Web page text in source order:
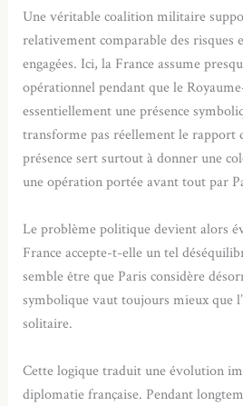
Une véritable coalition militaire
relativement comparable des risques
engagées. Ici, la France assume
opérationnel pendant que le
essentiellement une présence
transforme pas réellement le rapport
présence sert surtout à donner une
une opération portée avant tout par
Le problème politique devient alors
France accepte-t-elle un tel
semble être que Paris considère
symbolique vaut toujours mieux que
solitaire.
Cette logique traduit une évolution
diplomatie française. Pendant